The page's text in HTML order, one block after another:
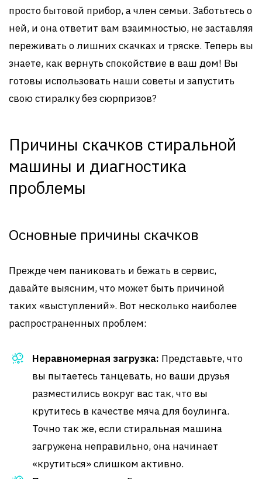
просто бытовой прибор, а член семьи. Заботьтесь о
ней, и она ответит вам взаимностью, не заставляя
переживать о лишних скачках и тряске. Теперь вы
знаете, как вернуть спокойствие в ваш дом! Вы
готовы использовать наши советы и запустить
свою стиралку без сюрпризов?
Причины скачков стиральной
машины и диагностика
проблемы
Основные причины скачков
Прежде чем паниковать и бежать в сервис,
давайте выясним, что может быть причиной
таких «выступлений». Вот несколько наиболее
распространенных проблем:
Неравномерная загрузка: Представьте, что
вы пытаетесь танцевать, но ваши друзья
разместились вокруг вас так, что вы
крутитесь в качестве мяча для боулинга.
Точно так же, если стиральная машина
загружена неправильно, она начинает
«крутиться» слишком активно.